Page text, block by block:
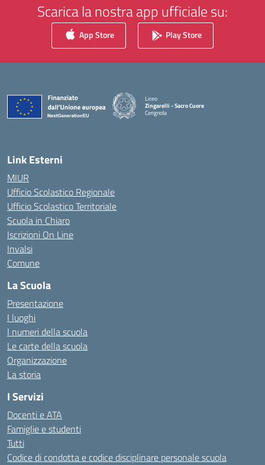
Scarica la nostra app ufficiale su:
App Store Play Store
Liceo
Zingarelli - Sacro Cuore
Cerignola
— Visita la pagina iniziale della scuola
Link Esterni
MIUR
Ufficio Scolastico Regionale
Ufficio Scolastico Territoriale
Scuola in Chiaro
Iscrizioni On Line
Invalsi
Comune
La Scuola
Presentazione
I luoghi
I numeri della scuola
Le carte della scuola
Organizzazione
La storia
I Servizi
Docenti e ATA
Famiglie e studenti
Tutti
Codice di condotta e codice disciplinare personale scuola